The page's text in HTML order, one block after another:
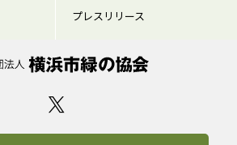
プレスリリース